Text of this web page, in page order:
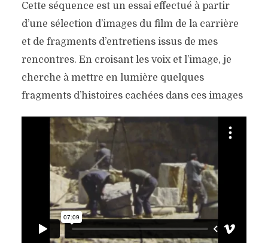
Cette séquence est un essai effectué à partir
d’une sélection d’images du film de la carrière
et de fragments d’entretiens issus de mes
rencontres. En croisant les voix et l’image, je
cherche à mettre en lumière quelques
fragments d’histoires cachées dans ces images